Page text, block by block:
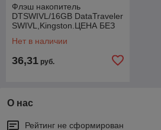
Флэш накопитель
DTSWIVL/16GB DataTraveler
SWIVL,Kingston.ЦЕНА БЕЗ
Нет в наличии
36,31 руб.
О нас
Рейтинг не сформирован